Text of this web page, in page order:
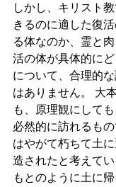
しかし、キリスト
きるのに適した復
る体なのか、霊と
活の体が具体的に
について、合理的
はありません。 大
も、原理観にして
必然的に訪れるも
はやがて朽ちて土
造されたと考えてい
もとのように土に